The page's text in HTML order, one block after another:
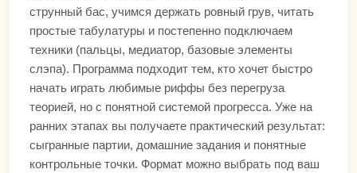
струнный бас, учимся держать ровный грув, читать
простые табулатуры и постепенно подключаем
техники (пальцы, медиатор, базовые элементы
слэпа). Программа подходит тем, кто хочет быстро
начать играть любимые риффы без перегруза
теорией, но с понятной системой прогресса. Уже на
ранних этапах вы получаете практический результат:
сыгранные партии, домашние задания и понятные
контрольные точки. Формат можно выбрать под ваш